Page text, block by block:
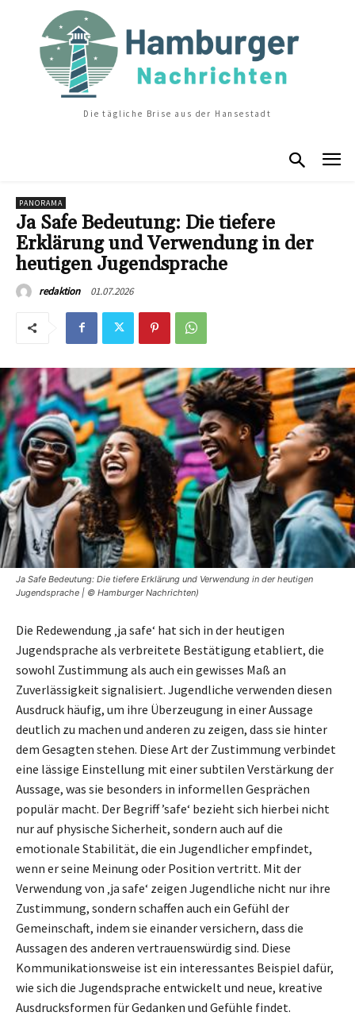
Die tägliche Brise aus der Hansestadt
PANORAMA
Ja Safe Bedeutung: Die tiefere
Erklärung und Verwendung in der
heutigen Jugendsprache
redaktion 01.07.2026
Ja Safe Bedeutung: Die tiefere Erklärung und Verwendung in der heutigen
Jugendsprache | © Hamburger Nachrichten)
Die Redewendung ‚ja safe‘ hat sich in der heutigen
Jugendsprache als verbreitete Bestätigung etabliert, die
sowohl Zustimmung als auch ein gewisses Maß an
Zuverlässigkeit signalisiert. Jugendliche verwenden diesen
Ausdruck häufig, um ihre Überzeugung in einer Aussage
deutlich zu machen und anderen zu zeigen, dass sie hinter
dem Gesagten stehen. Diese Art der Zustimmung verbindet
eine lässige Einstellung mit einer subtilen Verstärkung der
Aussage, was sie besonders in informellen Gesprächen
populär macht. Der Begriff ’safe‘ bezieht sich hierbei nicht
nur auf physische Sicherheit, sondern auch auf die
emotionale Stabilität, die ein Jugendlicher empfindet,
wenn er seine Meinung oder Position vertritt. Mit der
Verwendung von ‚ja safe‘ zeigen Jugendliche nicht nur ihre
Zustimmung, sondern schaffen auch ein Gefühl der
Gemeinschaft, indem sie einander versichern, dass die
Aussagen des anderen vertrauenswürdig sind. Diese
Kommunikationsweise ist ein interessantes Beispiel dafür,
wie sich die Jugendsprache entwickelt und neue, kreative
Ausdrucksformen für Gedanken und Gefühle findet.